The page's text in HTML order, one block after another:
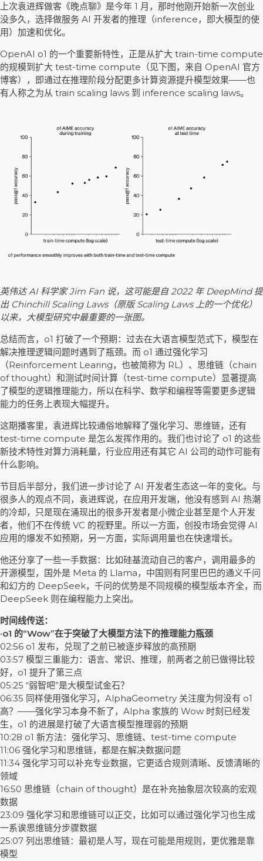
上次袁进辉做客《晚点聊》是今年 1 月，那时他刚开始新一次创业
没多久，选择做服务 AI 开发者的推理（inference，即大模型的使
用）加速和优化。
OpenAI o1 的一个重要新特性，正是从扩大 train-time compute
的规模到扩大 test-time compute（见下图，来自 OpenAI 官方
博客），即通过在推理阶段分配更多计算资源提升模型效果——也
有人称之为从 train scaling laws 到 inference scaling laws。
英伟达 AI 科学家 Jim Fan 说，这可能是自 2022 年 DeepMind 提
出 Chinchill Scaling Laws（原版 Scaling Laws 上的一个优化）
以来，大模型研究中最重要的一张图。
总结而言，o1 打破了一个预期：过去在大语言模型范式下，模型在
解决推理逻辑问题时遇到了瓶颈。而 o1 通过强化学习
（Reinforcement Learing，也被简称为 RL）、思维链（chain
of thought）和测试时间计算（test-time compute）显著提高
了模型的逻辑推理能力，所以在科学、数学和编程等需要更多逻辑
能力的任务上表现大幅提升。
这期播客里，袁进辉比较通俗地解释了强化学习、思维链，还有
test-time compute 是怎么发挥作用的。我们也讨论了 o1 的这些
新技术特性对算力消耗量，行业应用还有其它 AI 公司的动作可能有
什么影响。
节目后半部分，我们进一步讨论了 AI 开发者生态这一年的变化。与
很多人的观点不同，袁进辉说，在应用开发端，他没有感到 AI 热潮
的冷却，只是现在涌现出的很多开发者是小微企业甚至是个人开发
者，他们不在传统 VC 的视野里。所以一方面，创投市场会觉得 AI
应用的爆发不如预期，另一方面，实际调用量也在快速增长。
他还分享了一些一手数据：比如硅基流动自己的客户，调用最多的
开源模型，国外是 Meta 的 Llama，中国则有阿里巴巴的通义千问
和幻方的 DeepSeek，千问的优势是不同规模的模型版本齐全，而
DeepSeek 则在编程能力上突出。
时间线传送：
·o1 的“Wow”在于突破了大模型方法下的推理能力瓶颈
02:56 o1 发布，兑现了之前已被逐步释放的高预期
03:57 模型三重能力：语言、常识、推理，前两者之前已做得比较
好，o1 提升了第三点
05:25 “弱智吧”是大模型试金石？
06:35 同样使用强化学习，AlphaGeometry 关注度为何没有 o1
高？——强化学习本身不新了，Alpha 家族的 Wow 时刻已经发
生，o1 的进展是打破了大语言模型推理弱的预期
10:28 o1 新方法：强化学习、思维链、test-time compute
11:06 强化学习和思维链，都是在解决数据问题
11:34 强化学习可以补充专业数据，它更适合规则清晰、反馈清晰的
领域
16:50 思维链（chain of thought）是在补充抽象层次较高的宏观
数据
23:09 强化学习和思维链可以正交，比如可以通过强化学习也生成
一系诶思维链分步骤数据
25:07 列出思维链：最初是人写，现在可能是用规则，更优雅是靠
模型